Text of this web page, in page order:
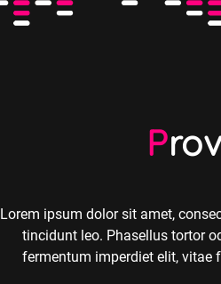
Lorem ipsum dolor sit amet,
tincidunt leo. Phasellus tortor
fermentum imperdiet elit, vitae